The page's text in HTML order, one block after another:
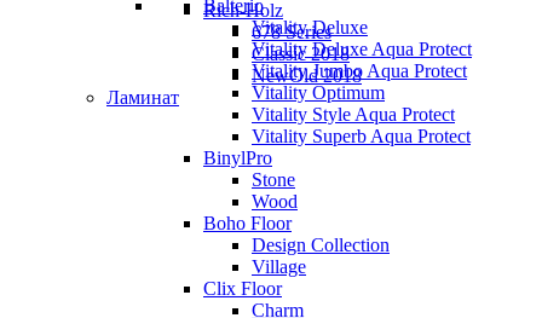
Rich-Holz
678 Series
Classic 2018
NewOld 2018
Ламинат
Balterio
Vitality Deluxe
Vitality Deluxe Aqua Protect
Vitality Jumbo Aqua Protect
Vitality Optimum
Vitality Style Aqua Protect
Vitality Superb Aqua Protect
BinylPro
Stone
Wood
Boho Floor
Design Collection
Village
Clix Floor
Charm